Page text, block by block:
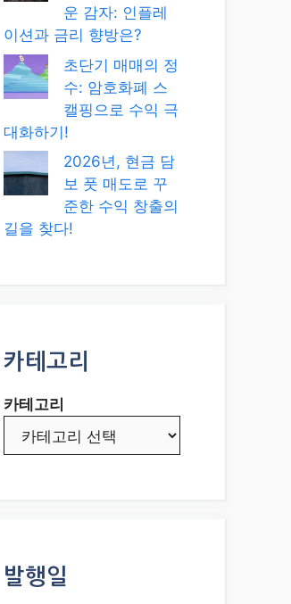
운 감자: 인플레
이션과 금리 향방은?
초단기 매매의 정
수: 암호화폐 스
캘핑으로 수익 극
대화하기!
2026년, 현금 담
보 풋 매도로 꾸
준한 수익 창출의
길을 찾다!
카테고리
카테고리
발행일